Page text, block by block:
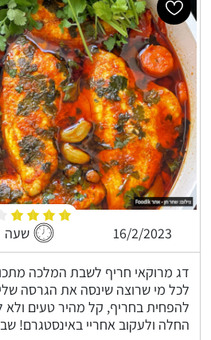
16/2/2023 שעה
דג מרוקאי חריף לשבת המלכה
לכל מי שרוצה שינסה את הגרסה
להפחית בחריף, קל מהיר טעים ולא
החלה ולעקוב אחריי באינסטגרם!